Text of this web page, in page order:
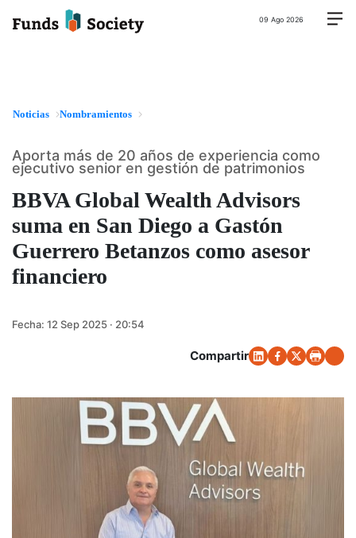
09 Ago 2026
Noticias Nombramientos
BBVA Global Wealth Advisors
suma en San Diego a Gastón
Guerrero Betanzos como asesor
financiero
Aporta más de 20 años de experiencia como
ejecutivo senior en gestión de patrimonios
Fecha: 12 Sep 2025 · 20:54
Compartir